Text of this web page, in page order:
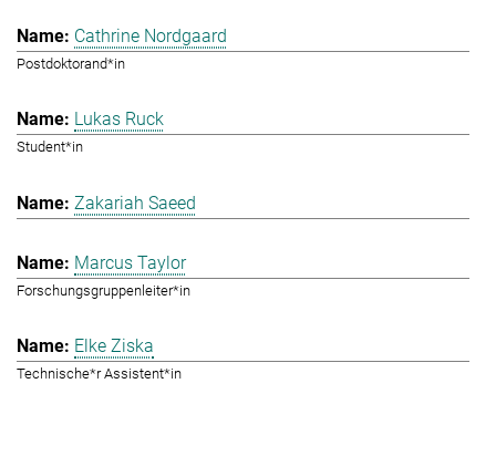
Cathrine Nordgaard
Postdoktorand*in
Lukas Ruck
Student*in
Zakariah Saeed
Marcus Taylor
Forschungsgruppenleiter*in
Elke Ziska
Technische*r Assistent*in